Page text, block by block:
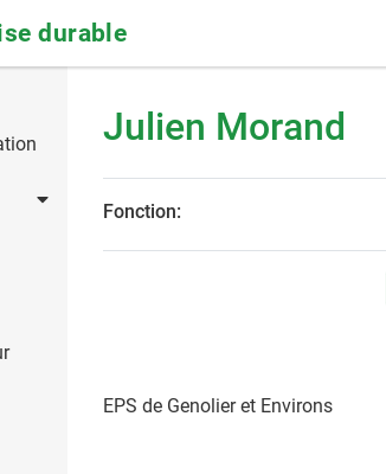
durable
Julien Morand
Fonction:
EPS de Genolier et Environs